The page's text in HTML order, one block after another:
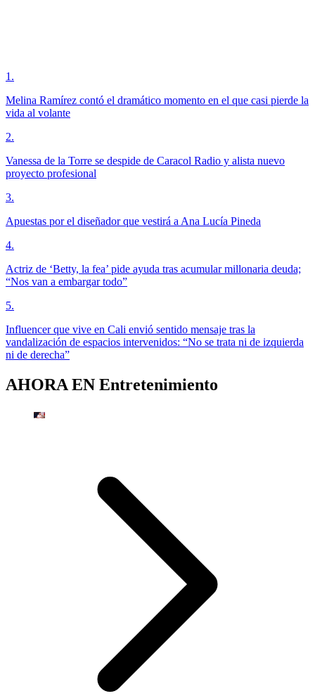
1 .
Melina Ramírez contó el dramático momento en el que casi pierde la
vida al volante
2.
Vanessa de la Torre se despide de Caracol Radio y alista nuevo
proyecto profesional
3.
Apuestas por el diseñador que vestirá a Ana Lucía Pineda
4.
Actriz de ‘Betty, la fea’ pide ayuda tras acumular millonaria deuda;
“Nos van a embargar todo”
5.
Influencer que vive en Cali envió sentido mensaje tras la
vandalización de espacios intervenidos: “No se trata ni de izquierda
ni de derecha”
AHORA EN Entretenimiento